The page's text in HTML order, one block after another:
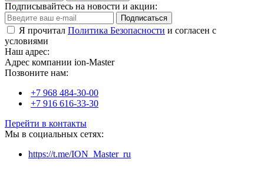
Подписывайтесь на новости и акции:
Подписаться
Я прочитал Политика Безопасности и согласен с
условиями
Наш адрес:
Адрес компании ion-Master
Позвоните нам:
+7 968 484-30-00
+7 916 616-33-30
Перейти в контакты
Мы в социальных сетях:
https://t.me/ION_Master_ru